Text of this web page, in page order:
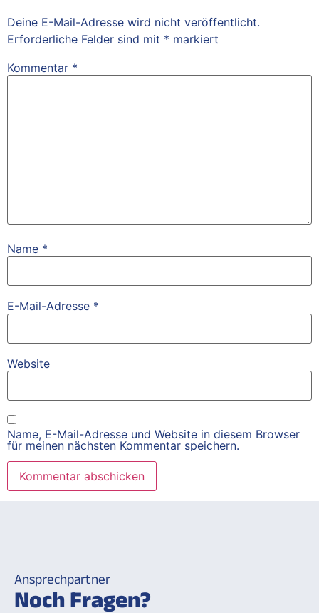
Deine E-Mail-Adresse wird nicht veröffentlicht.
Erforderliche Felder sind mit * markiert
Kommentar *
Name *
E-Mail-Adresse *
Website
Name, E-Mail-Adresse und Website in diesem Browser
für meinen nächsten Kommentar speichern.
Ansprechpartner
Noch Fragen?